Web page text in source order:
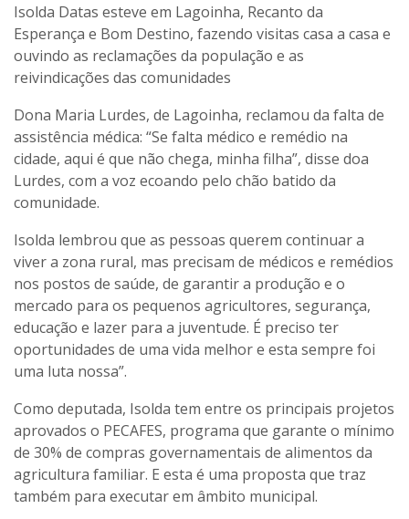
Isolda Datas esteve em Lagoinha, Recanto da
Esperança e Bom Destino, fazendo visitas casa a casa e
ouvindo as reclamações da população e as
reivindicações das comunidades
Dona Maria Lurdes, de Lagoinha, reclamou da falta de
assistência médica: “Se falta médico e remédio na
cidade, aqui é que não chega, minha filha”, disse doa
Lurdes, com a voz ecoando pelo chão batido da
comunidade.
Isolda lembrou que as pessoas querem continuar a
viver a zona rural, mas precisam de médicos e remédios
nos postos de saúde, de garantir a produção e o
mercado para os pequenos agricultores, segurança,
educação e lazer para a juventude. É preciso ter
oportunidades de uma vida melhor e esta sempre foi
uma luta nossa”.
Como deputada, Isolda tem entre os principais projetos
aprovados o PECAFES, programa que garante o mínimo
de 30% de compras governamentais de alimentos da
agricultura familiar. E esta é uma proposta que traz
também para executar em âmbito municipal.